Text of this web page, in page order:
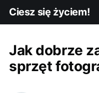
Ciesz się życiem!
Jak dobrze
sprzęt